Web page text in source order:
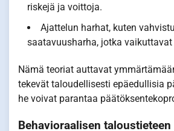
riskejä ja voittoja.
Ajattelun harhat, kuten
saatavuusharha, jotka
Nämä teoriat auttavat
tekevät taloudellisesti epäedullisia
he voivat parantaa
Behavioraalisen taloustieteen